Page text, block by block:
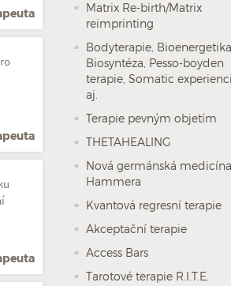
Matrix Re-birth/Matrix
reimprinting
Bodyterapie, Bioenergetika,
Biosyntéza, Pesso-boyden
terapie, Somatic
aj.
Terapie pevným objetím
THETAHEALING
Nová germánská medicína
Hammera
Kvantová regresní terapie
Akceptační terapie
Access Bars
Tarotové terapie R.I.T.E.